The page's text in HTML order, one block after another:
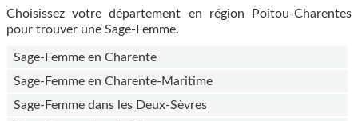
FAQ
Choisissez votre département en région Poitou-Charentes
pour trouver une Sage-Femme.
Sage-Femme en Charente
Sage-Femme en Charente-Maritime
Sage-Femme dans les Deux-Sèvres